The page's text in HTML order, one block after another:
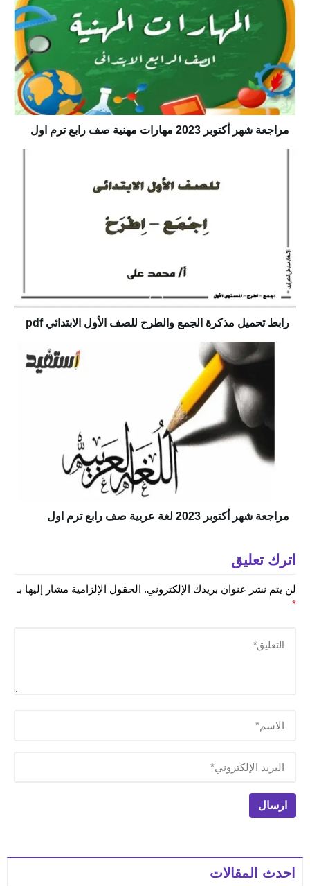
مراجعة شهر أكتوبر 2023 مهارات مهنية صف رابع ترم اول
رابط تحميل مذكرة الجمع والطرح للصف الأول الابتدائي pdf
مراجعة شهر أكتوبر 2023 لغة عربية صف رابع ترم اول
اترك تعليق
لن يتم نشر عنوان بريدك الإلكتروني. الحقول الإلزامية مشار إليها بـ
*
احدث المقالات